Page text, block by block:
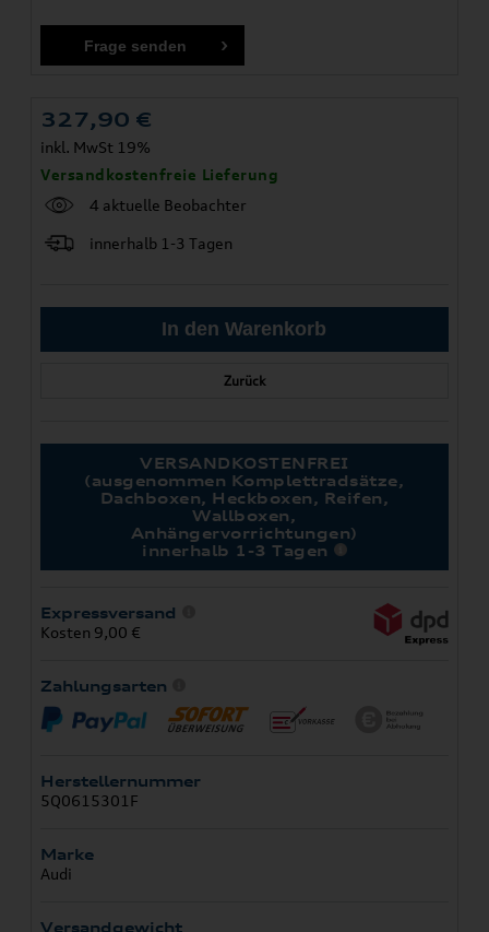
327,90 €
inkl. MwSt 19%
Versandkostenfreie Lieferung
4 aktuelle Beobachter
innerhalb 1-3 Tagen
Zurück
VERSANDKOSTENFREI
(ausgenommen Komplettradsätze,
Dachboxen, Heckboxen, Reifen,
Wallboxen,
Anhängervorrichtungen)
innerhalb 1-3 Tagen
Expressversand
Kosten 9,00 €
Zahlungsarten
Herstellernummer
5Q0615301F
Marke
Audi
Versandgewicht